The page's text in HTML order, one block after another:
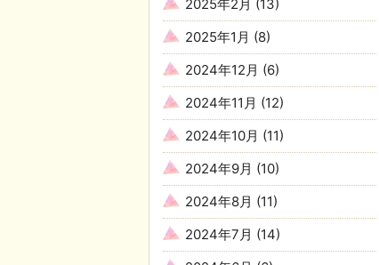
2025年2月 (13)
2025年1月 (8)
2024年12月 (6)
2024年11月 (12)
2024年10月 (11)
2024年9月 (10)
2024年8月 (11)
2024年7月 (14)